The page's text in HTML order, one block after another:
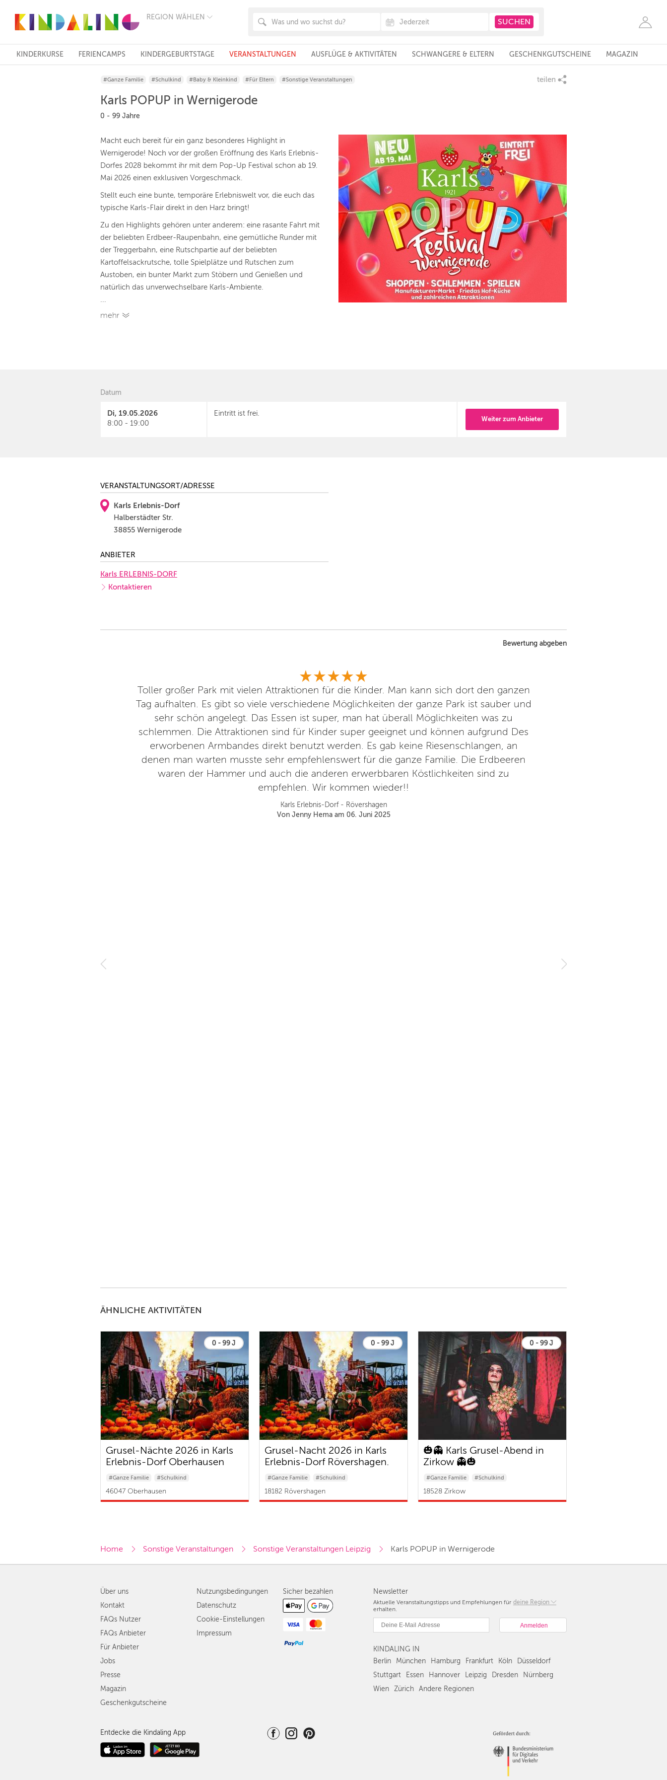
REGION WÄHLEN
FRANKFURT
KÖLN
STUTTGART
ESSEN
HANNOVER
WIEN
ZÜRICH
ANDERE
REGIONEN
KINDERKURSE FERIENCAMPS KINDERGEBURTSTAGE VERANSTALTUNGEN AUSFLÜGE & AKTIVITÄTEN SCHWANGERE & ELTERN GESCHENKGUTSCHEINE MAGAZIN
#Ganze Familie #Schulkind #Baby & Kleinkind #Für Eltern #Sonstige Veranstaltungen teilen
Karls POPUP in Wernigerode
0 - 99 Jahre
Macht euch bereit für ein ganz besonderes Highlight in
Wernigerode! Noch vor der großen Eröffnung des Karls Erlebnis-
Dorfes 2028 bekommt ihr mit dem Pop-Up Festival schon ab 19.
Mai 2026 einen exklusiven Vorgeschmack.
Stellt euch eine bunte, temporäre Erlebniswelt vor, die euch das
typische Karls-Flair direkt in den Harz bringt!
Zu den Highlights gehören unter anderem: eine rasante Fahrt mit
der beliebten Erdbeer-Raupenbahn, eine gemütliche Runder mit
der Treggerbahn, eine Rutschpartie auf der beliebten
Kartoffelsackrutsche, tolle Spielplätze und Rutschen zum
Austoben, ein bunter Markt zum Stöbern und Genießen und
natürlich das unverwechselbare Karls-Ambiente.
mehr
Datum
Di, 19.05.2026
8:00 - 19:00
Eintritt ist frei.
Weiter zum Anbieter
VERANSTALTUNGSORT/ADRESSE
Karls Erlebnis-Dorf
Halberstädter Str.
38855 Wernigerode
ANBIETER
Karls ERLEBNIS-DORF
Kontaktieren
Bewertung abgeben
Toller großer Park mit vielen Attraktionen für die Kinder. Man kann sich dort den ganzen
Tag aufhalten. Es gibt so viele verschiedene Möglichkeiten der ganze Park ist sauber und
sehr schön angelegt. Das Essen ist super, man hat überall Möglichkeiten was zu
schlemmen. Die Attraktionen sind für Kinder super geeignet und können aufgrund Des
erworbenen Armbandes direkt benutzt werden. Es gab keine Riesenschlangen, an
denen man warten musste sehr empfehlenswert für die ganze Familie. Die Erdbeeren
waren der Hammer und auch die anderen erwerbbaren Köstlichkeiten sind zu
empfehlen. Wir kommen wieder!!
Karls Erlebnis-Dorf - Rövershagen
Von Jenny Hema am 06. Juni 2025
ÄHNLICHE AKTIVITÄTEN
0 - 99 J
Grusel-Nächte 2026 in Karls
Erlebnis-Dorf Oberhausen
#Ganze Familie
#Schulkind
#Baby & Kleinkind
46047 Oberhausen
0 - 99 J
Grusel-Nacht 2026 in Karls
Erlebnis-Dorf Rövershagen.
#Ganze Familie
#Schulkind
#Baby & Kleinkind
18182 Rövershagen
0 - 99 J
🎃👻 Karls Grusel-Abend in
Zirkow 👻🎃
#Ganze Familie
#Schulkind
#Baby & Kleinkind
18528 Zirkow
Home Sonstige Veranstaltungen Sonstige Veranstaltungen Leipzig Karls POPUP in Wernigerode
Newsletter
Aktuelle Veranstaltungstipps und Empfehlungen für deine Region
Berlin
Hamburg
Düsseldorf
Stuttgart
Nürnberg
Wien
Zürich
erhalten.
KINDALING IN
Berlin
München Hamburg Frankfurt Köln
Düsseldorf
Stuttgart
Essen Hannover Leipzig Dresden
Nürnberg
Wien
Zürich Andere Regionen
Über uns
Kontakt
FAQs Nutzer
FAQs Anbieter
Für Anbieter
Jobs
Presse
Magazin
Geschenkgutscheine
Nutzungsbedingungen
Datenschutz
Cookie-Einstellungen
Impressum
Sicher bezahlen
Entdecke die Kindaling App